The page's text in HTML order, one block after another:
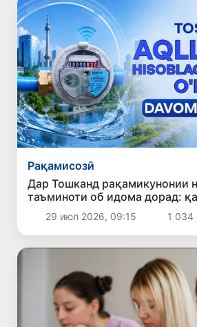
Рақамисозӣ
Дар Тошканд рақамикунонии
таъминоти об идома дорад:
ҳисобкунакҳои «ақлманд»
29 июл 2026, 09:15 1 034